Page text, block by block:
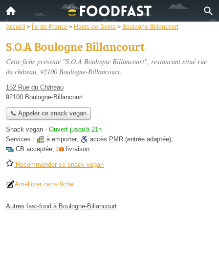
Accueil > Île-de-France > Hauts-de-Seine > Boulogne-Billancourt
S.O.A Boulogne Billancourt
Cette fiche présente "S.O.A Boulogne Billancourt", restaurant situé rue
du château, 92100 Boulogne-Billancourt.
152 Rue du Château
92100 Boulogne-Billancourt
📞 Appeler ce snack vegan
Snack vegan - Ouvert jusqu'à 21h
Services :
à emporter, accès PMR (entrée adaptée),
CB acceptée, livraison
Recommander ce snack vegan
Améliorer cette fiche
Autres fast-food à Boulogne-Billancourt